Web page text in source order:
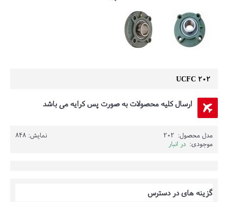
UCFC 202
ارسال کلیه محصولات به صورت پس کرایه می باشد
نمایش: 848 مدل محصول: 202
موجودی: در انبار
گزینه های در دسترس